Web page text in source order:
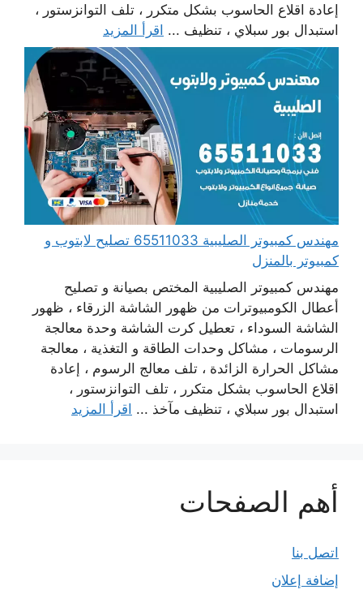
إعادة اقلاع الحاسوب بشكل متكرر ، تلف التوانزستور ،
استبدال بور سبلاي ، تنظيف ... اقرأ المزيد
مهندس كمبيوتر الصليبية 65511033 تصليح لابتوب و
كمبيوتر بالمنزل
مهندس كمبيوتر الصليبية المختص بصيانة و تصليح
أعطال الكومبيوترات من ظهور الشاشة الزرقاء ، ظهور
الشاشة السوداء ، تعطيل كرت الشاشة وحدة معالجة
الرسومات ، مشاكل وحدات الطاقة و التغذية ، معالجة
مشاكل الحرارة الزائدة ، تلف معالج الرسوم ، إعادة
اقلاع الحاسوب بشكل متكرر ، تلف التوانزستور ،
استبدال بور سبلاي ، تنظيف مآخذ ... اقرأ المزيد
أهم الصفحات
اتصل بنا
إضافة إعلان